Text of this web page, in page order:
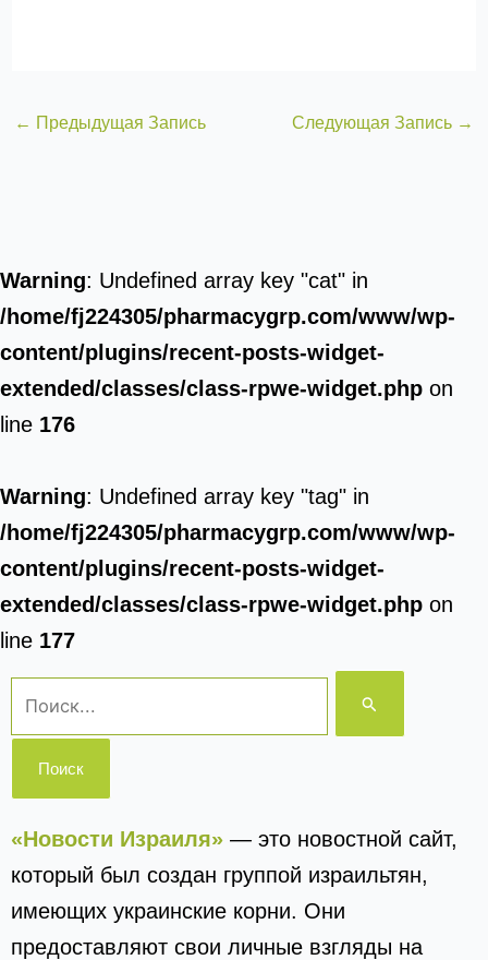
← Предыдущая Запись Следующая Запись →
Warning: Undefined array key "cat" in
/home/fj224305/pharmacygrp.com/www/wp-
content/plugins/recent-posts-widget-
extended/classes/class-rpwe-widget.php on
line 176
Warning: Undefined array key "tag" in
/home/fj224305/pharmacygrp.com/www/wp-
content/plugins/recent-posts-widget-
extended/classes/class-rpwe-widget.php on
line 177
Поиск:
«Новости Израиля» — это новостной сайт,
который был создан группой израильтян,
имеющих украинские корни. Они
предоставляют свои личные взгляды на